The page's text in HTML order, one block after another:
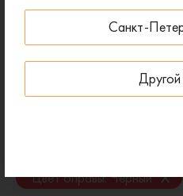
Санкт-
Другой
Мужские овальные
солнцезащитные очки
Цвет оправы: Чёрный x